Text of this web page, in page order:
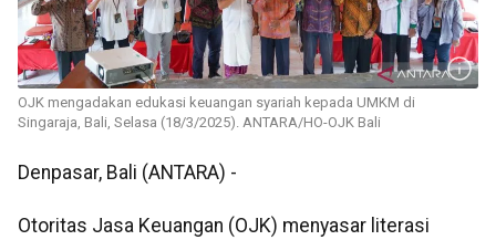
OJK mengadakan edukasi keuangan syariah kepada UMKM di
Singaraja, Bali, Selasa (18/3/2025). ANTARA/HO-OJK Bali
Denpasar, Bali (ANTARA) -
Otoritas Jasa Keuangan (OJK) menyasar literasi